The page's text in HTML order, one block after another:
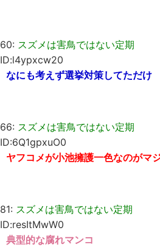
60: スズメは害鳥ではない定期
ID:l4ypxcw20
なにも考えず選挙対策してただけ
66: スズメは害鳥ではない定期
ID:6Q1gpxuO0
ヤフコメが小池擁護一色なのがマ
81: スズメは害鳥ではない定期
ID:resItMwW0
典型的な腐れマンコ